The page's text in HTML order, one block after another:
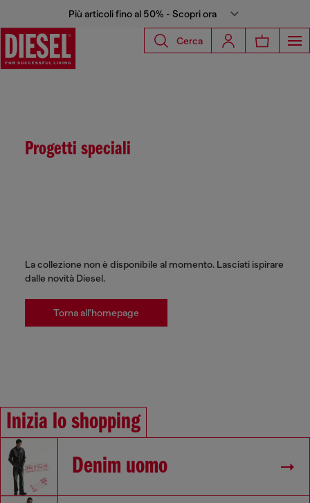
Più articoli fino al 50% - Scopri ora
Cerca
Progetti speciali
La collezione non è disponibile al momento. Lasciati ispirare
dalle novità Diesel.
Torna all'homepage
Inizia lo shopping
Denim uomo